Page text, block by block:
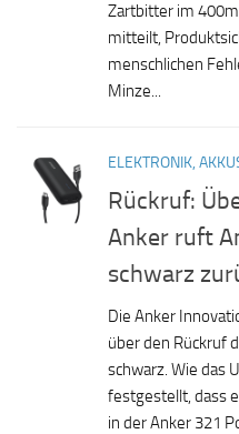
Zartbitter im
mitteilt,
menschlichen
Minze...
ELEKTRONIK,
Rückruf:
Anker ruft
schwarz
Die Anker
über den Rückruf
schwarz. Wie das
festgestellt, dass
in der Anker 321